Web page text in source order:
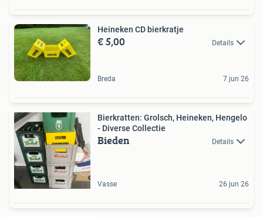
Heineken CD bierkratje
€ 5,00 Details
Breda 7 jun 26
Bierkratten: Grolsch, Heineken, Hengelo
- Diverse Collectie
Bieden Details
Vasse 26 jun 26